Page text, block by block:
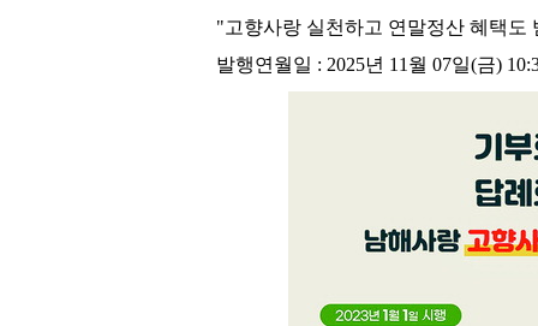
"고향사랑 실천하고 연말정산 혜택도
발행연월일 : 2025년 11월 07일(금)